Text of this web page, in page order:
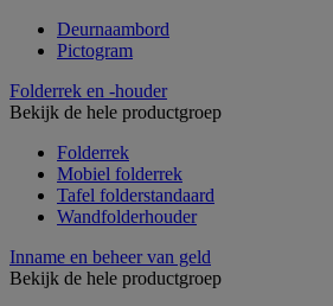
Deurnaambord
Pictogram
Folderrek en -houder
Bekijk de hele productgroep
Folderrek
Mobiel folderrek
Tafel folderstandaard
Wandfolderhouder
Inname en beheer van geld
Bekijk de hele productgroep